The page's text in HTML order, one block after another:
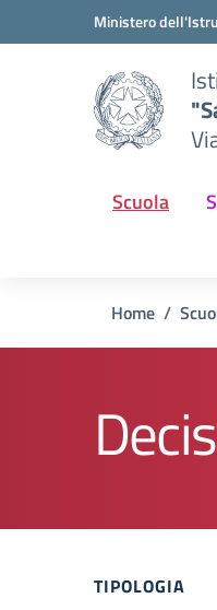
Vai ai contenuti
Vai al menu di navigazione
Ministero
Scuola
Home
TIPOLOGIA